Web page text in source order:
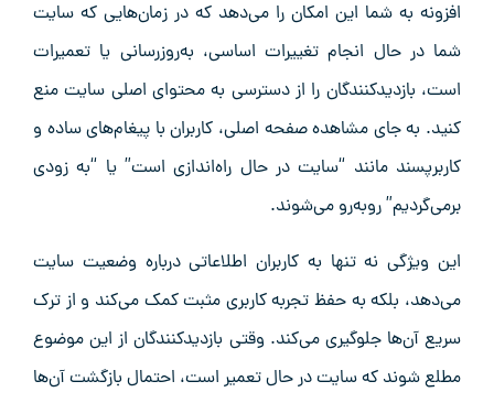
افزونه به شما این امکان را می‌دهد که در زمان‌هایی که سایت
شما در حال انجام تغییرات اساسی، به‌روزرسانی یا تعمیرات
است، بازدیدکنندگان را از دسترسی به محتوای اصلی سایت منع
کنید. به جای مشاهده صفحه اصلی، کاربران با پیغام‌های ساده و
کاربرپسند مانند “سایت در حال راه‌اندازی است” یا “به زودی
برمی‌گردیم” روبه‌رو می‌شوند.
این ویژگی نه تنها به کاربران اطلاعاتی درباره وضعیت سایت
می‌دهد، بلکه به حفظ تجربه کاربری مثبت کمک می‌کند و از ترک
سریع آن‌ها جلوگیری می‌کند. وقتی بازدیدکنندگان از این موضوع
مطلع شوند که سایت در حال تعمیر است، احتمال بازگشت آن‌ها